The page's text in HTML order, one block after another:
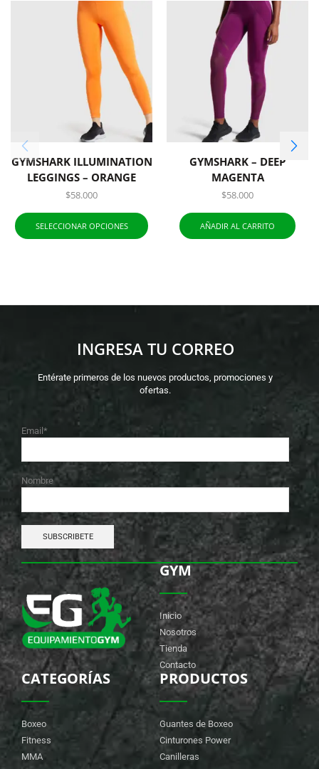
GYMSHARK ILLUMINATION
LEGGINGS – ORANGE
$58.000
SELECCIONAR OPCIONES
GYMSHARK – DEEP
MAGENTA
$58.000
AÑADIR AL CARRITO
INGRESA TU CORREO
Entérate primeros de los nuevos productos, promociones y
ofertas.
Email*
Nombre
GYM
Inicio
Nosotros
Tienda
Contacto
CATEGORÍAS
Boxeo
Fitness
MMA
PRODUCTOS
Guantes de Boxeo
Cinturones Power
Canilleras